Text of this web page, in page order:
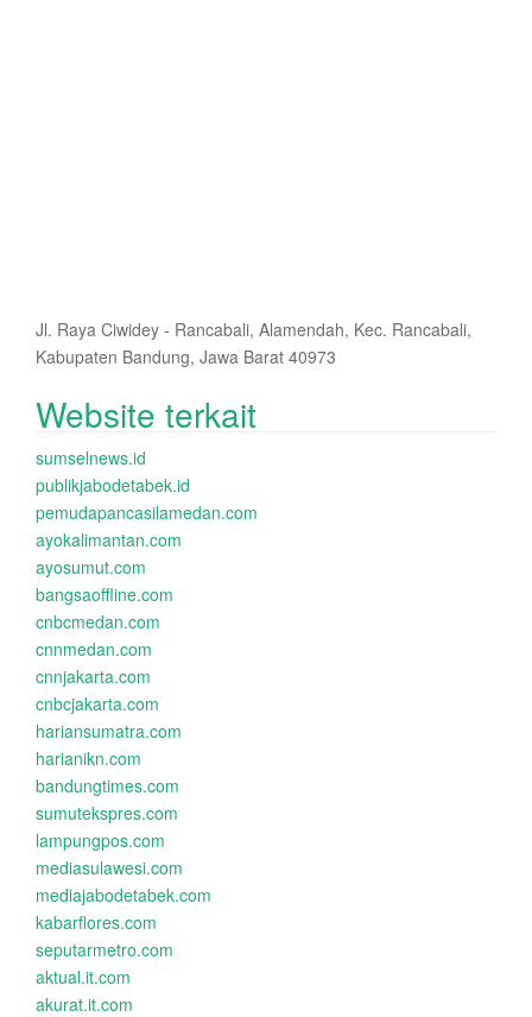
Jl. Raya Ciwidey - Rancabali, Alamendah, Kec. Rancabali,
Kabupaten Bandung, Jawa Barat 40973
Website terkait
sumselnews.id
publikjabodetabek.id
pemudapancasilamedan.com
ayokalimantan.com
ayosumut.com
bangsaoffline.com
cnbcmedan.com
cnnmedan.com
cnnjakarta.com
cnbcjakarta.com
hariansumatra.com
harianikn.com
bandungtimes.com
sumutekspres.com
lampungpos.com
mediasulawesi.com
mediajabodetabek.com
kabarflores.com
seputarmetro.com
aktual.it.com
akurat.it.com